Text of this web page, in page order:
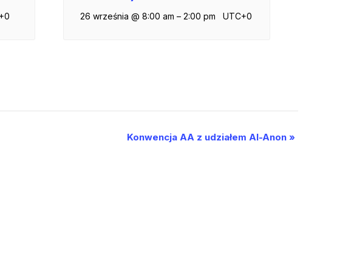
26 września @ 8:00 am –2:00 pm UTC+0
Konwencja AA z udziałem Al-Anon »